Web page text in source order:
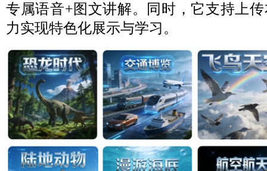
专属语音+图文讲解。同时，它支持上
力实现特色化展示与学习。